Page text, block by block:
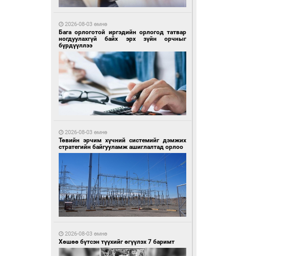
Согтуугаар тээврийн хэрэгсэл жолоодсон
95 зөрчил бүртгэгдлээ
16 цагийн өмнө өмнө
Автобензин, дизель түлшний онцгой албан
татварыг тэглэлээ
16 цагийн өмнө өмнө
Санхүүгийн хэмнэлтийн горимд эрүүл
мэндийн салбар хамаарахгүй
2026-08-03 өмнө
Бага орлоготой иргэдийн орлогод татвар
ногдуулахгүй байх эрх зүйн орчныг
бүрдүүллээ
2026-08-03 өмнө
Төвийн эрчим хүчний системийг дэмжих
стратегийн байгууламж ашиглалтад орлоо
2026-08-03 өмнө
Хөшөө бүтсэн түүхийг өгүүлэх 7 баримт